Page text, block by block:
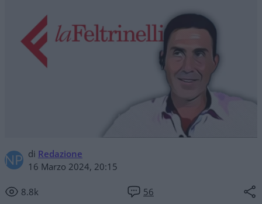
di Redazione
16 Marzo 2024, 20:15
8.8k 56